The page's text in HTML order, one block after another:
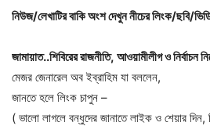
নিউজ/লেখাটিরবাকিঅংশদেখুননীচেরলিংক/ছবি/
জামায়াত..শিবিরেররাজনীতি, আওয়ামীলীগওনির্বাচন
মেজর জেনারেল অব ইব্রাহিম যা বললেন,
জানতে হলে লিংক চাপুন –
( ভালো লাগলে বন্ধুদের জানাতে লাইক ও শেয়ার